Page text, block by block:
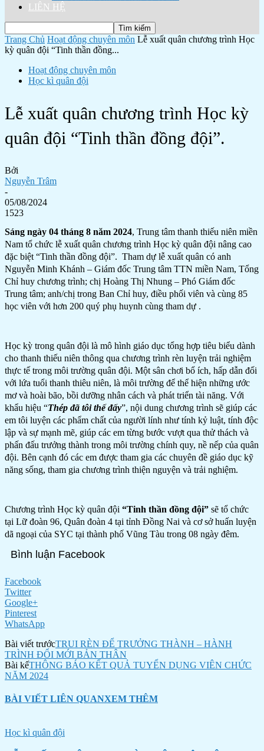
LIÊN HỆ
Trang Chủ Hoạt động chuyên môn Lễ xuất quân chương trình Học
kỳ quân đội “Tinh thần đồng...
Hoạt động chuyên môn
Học kì quân đội
Lễ xuất quân chương trình Học kỳ
quân đội “Tinh thần đồng đội”.
Bởi
Nguyễn Trâm
-
05/08/2024
1523
Sáng ngày 04 tháng 8 năm 2024, Trung tâm thanh thiếu niên miền
Nam tổ chức lễ xuất quân chương trình Học kỳ quân đội nâng cao
đặc biệt “Tinh thần đồng đội”. Tham dự lễ xuất quân có anh
Nguyễn Minh Khánh – Giám đốc Trung tâm TTN miền Nam, Tổng
Chỉ huy chương trình; chị Hoàng Thị Nhung – Phó Giám đốc
Trung tâm; anh/chị trong Ban Chỉ huy, điều phối viên và cùng 85
học viên với hơn 200 quý phụ huynh cùng tham dự .
Học kỳ trong quân đội là mô hình giáo dục tổng hợp tiêu biểu dành
cho thanh thiếu niên thông qua chương trình rèn luyện trải nghiệm
thực tế trong môi trường quân đội. Một sân chơi bổ ích, hấp dẫn đối
với lứa tuổi thanh thiêu niên, là môi trường để thể hiện những ước
mơ và hoài bão, bồi dưỡng nhân cách và phát triển tài năng. Với
khẩu hiệu “Thép đã tôi thế đấy”, nội dung chương trình sẽ giúp các
em tôi luyện các phẩm chất của người lính như tính kỷ luật, tính độc
lập và sự mạnh mẽ, giúp các em từng bước vượt qua thử thách và
phấn đấu trưởng thành trong môi trường chính quy, nề nếp của quân
đội. Bên cạnh đó các em được tham gia các chuyên đề giáo dục kỹ
năng sống, tham gia chương trình thiện nguyện và trải nghiệm.
Chương trình Học kỳ quân đội “Tinh thần đồng đội” sẽ tổ chức
tại Lữ đoàn 96, Quân đoàn 4 tại tỉnh Đồng Nai và cơ sở huấn luyện
dã ngoại của SYC tại thành phố Vũng Tàu trong 08 ngày đêm.
Bình luận Facebook
Facebook
Twitter
Google+
Pinterest
WhatsApp
Bài viết trướcTRUI RÈN ĐỂ TRƯỞNG THÀNH – HÀNH
TRÌNH ĐỔI MỚI BẢN THÂN
Bài kếTHÔNG BÁO KẾT QUẢ TUYỂN DỤNG VIÊN CHỨC
NĂM 2024
BÀI VIẾT LIÊN QUANXEM THÊM
Học kì quân đội